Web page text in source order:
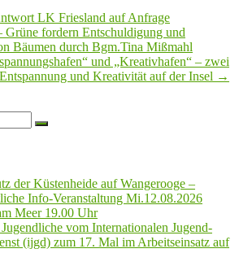
LK Friesland auf Anfrage
Grüne fordern Entschuldigung und
Bäumen durch Bgm.Tina Mißmahl
und „Kreativhafen“ – zwei
und Kreativität auf der Insel →
der Küstenheide auf Wangerooge –
Info-Veranstaltung Mi.12.08.2026
Meer 19.00 Uhr
vom Internationalen Jugend-
(ijgd) zum 17. Mal im Arbeitseinsatz auf